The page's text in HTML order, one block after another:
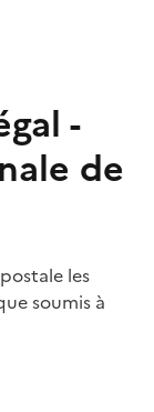
-
de
les
soumis à